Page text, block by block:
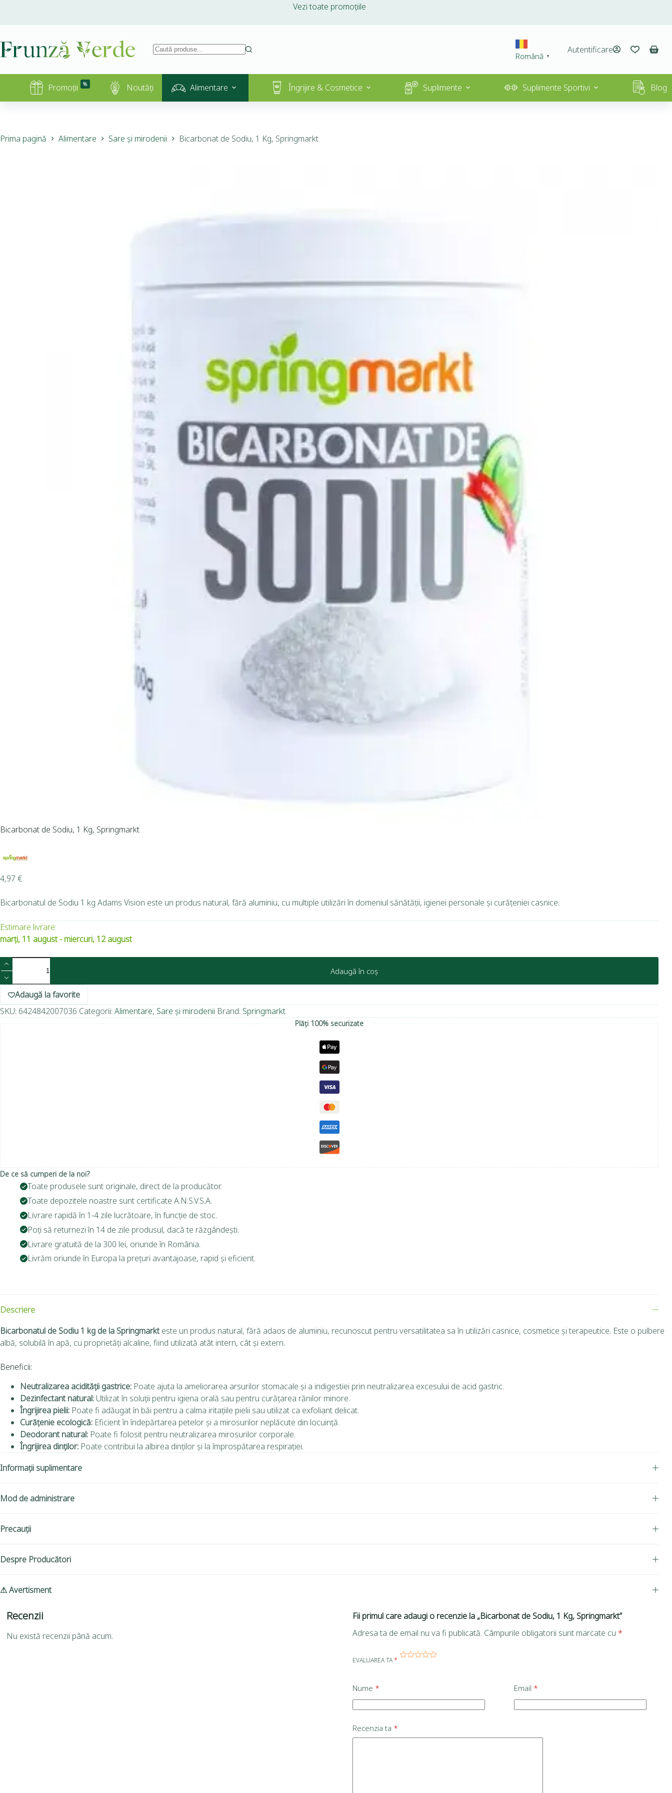
Vezi toate promoțiile
Română ▼
Autentificare
Promoții % Noutăți Alimentare Îngrijire & Cosmetice Suplimente Suplimente Sportivi Blog
Prima pagină Alimentare Sare și mirodenii Bicarbonat de Sodiu, 1 Kg, Springmarkt
Bicarbonat de Sodiu, 1 Kg, Springmarkt
4,97 €
Bicarbonatul de Sodiu 1 kg Adams Vision este un produs natural, fără aluminiu, cu multiple utilizări în domeniul sănătății, igienei personale și curățeniei casnice.
Estimare livrare:
marți, 11 august - miercuri, 12 august
Adaugă în coș
Adaugă la favorite
SKU: 6424842007036 Categorii: Alimentare, Sare și mirodenii Brand: Springmarkt
Plăți 100% securizate
De ce să cumperi de la noi?
Toate produsele sunt originale, direct de la producător.
Toate depozitele noastre sunt certificate A.N.S.V.S.A.
Livrare rapidă în 1-4 zile lucrătoare, în funcție de stoc.
Poți să returnezi în 14 de zile produsul, dacă te răzgândești.
Livrare gratuită de la 300 lei, oriunde în România.
Livrăm oriunde în Europa la prețuri avantajoase, rapid și eficient.
Descriere
Bicarbonatul de Sodiu 1 kg de la Springmarkteste un produs natural, fără adaos de aluminiu, recunoscut pentru versatilitatea sa în utilizări casnice, cosmetice și terapeutice. Este o pulbere
albă, solubilă în apă, cu proprietăți alcaline, fiind utilizată atât intern, cât și extern.
Beneficii:
Neutralizarea acidității gastrice: Poate ajuta la ameliorarea arsurilor stomacale și a indigestiei prin neutralizarea excesului de acid gastric.
Dezinfectant natural: Utilizat în soluții pentru igiena orală sau pentru curățarea rănilor minore.
Îngrijirea pielii: Poate fi adăugat în băi pentru a calma iritațiile pielii sau utilizat ca exfoliant delicat.
Curățenie ecologică: Eficient în îndepărtarea petelor și a mirosurilor neplăcute din locuință.
Deodorant natural: Poate fi folosit pentru neutralizarea mirosurilor corporale.
Îngrijirea dinților: Poate contribui la albirea dinților și la împrospătarea respirației.
Informații suplimentare
Mod de administrare
Precauții
Despre Producători
⚠ Avertisment
Recenzii
Nu există recenzii până acum.
Fii primul care adaugi o recenzie la „Bicarbonat de Sodiu, 1 Kg, Springmarkt”
Adresa ta de email nu va fi publicată. Câmpurile obligatorii sunt marcate cu *
EVALUAREA TA*
Nume * Email *
Recenzia ta *